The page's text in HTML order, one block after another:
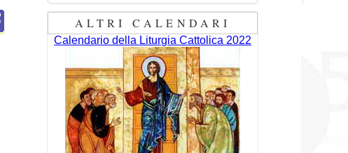
ALTRI CALENDARI
Calendario della Liturgia Cattolica 2022